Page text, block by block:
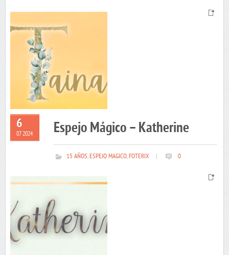
6
07 2024 Espejo Mágico – Katherine
15 AÑOS,ESPEJO MAGICO,FOTERIX 0